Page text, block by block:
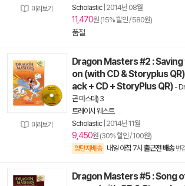
미리보기
Scholastic| 2014년 08월
11,470원 (15% 할인 / 580원)
품절
미리보기
Dragon Masters #2 :
on (with CD & Storyplus
ack + CD + StoryPlus QR) -
곤 마스터) 3
트레이시 웨스트
Scholastic| 2014년 11월
9,450원 (30% 할인 / 100원)
양탄자배송 내일 아침 7시 출근전 배송 변
Dragon Masters #5 : Song